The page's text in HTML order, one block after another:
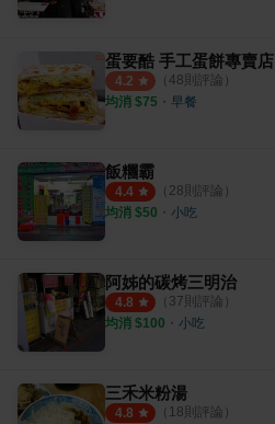
蛋要酷 手工蛋餅專賣店
4.2 （ 48則評論）
均消 $75 ・ 早餐
飯糰霸
4.4 （ 28則評論）
均消 $50 ・ 小吃
阿姊的碳烤三明治
4.8 （ 37則評論）
均消 $100 ・ 小吃
三禾米粉湯
4.8 （ 18則評論）